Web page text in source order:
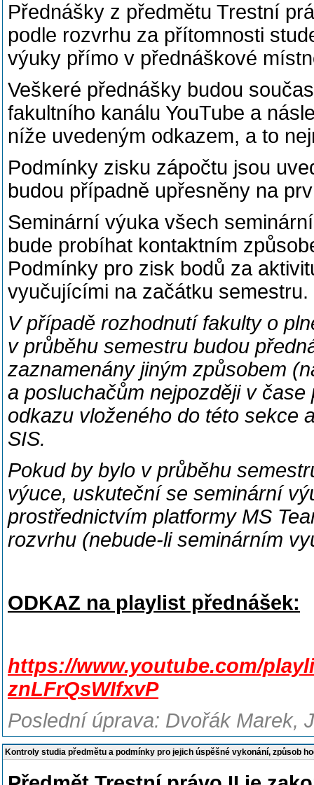
Přednášky z předmětu Trestní
podle rozvrhu za přítomnosti
výuky přímo v přednáškové
Veškeré přednášky budou
fakultního kanálu YouTube a
níže uvedeným odkazem, a to
Podmínky zisku zápočtu jsou
budou případně upřesněny na
Seminární výuka všech
bude probíhat kontaktním
Podmínky pro zisk bodů za
vyučujícími na začátku semestru.
V případě rozhodnutí fakulty o
v průběhu semestru budou
zaznamenány jiným způsobem
a posluchačům nejpozději v
odkazu vloženého do této sekce
SIS.
Pokud by bylo v průběhu
výuce, uskuteční se seminární
prostřednictvím platformy MS
rozvrhu (nebude-li seminárním
ODKAZ na playlist přednášek:
https://www.youtube.com/
znLFrQsWIfxvP
Poslední úprava: Dvořák Marek,
Kontroly studia předmětu a podmínky pro jejich úspěšné vykonání, způsob